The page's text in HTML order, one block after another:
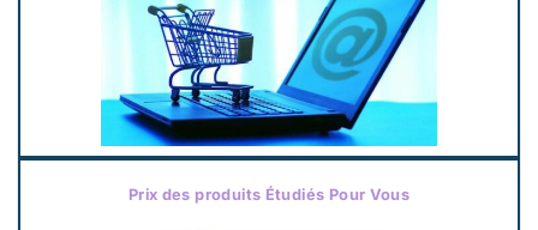
Prix des produits Étudiés Pour Vous